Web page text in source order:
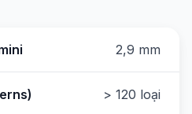
2,9 mm
> 120 loại